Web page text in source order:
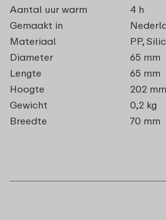
Aantal uur warm
4 h
Gemaakt in
Materiaal
PP,
Diameter
65 mm
Lengte
65 mm
Hoogte
202 mm
Gewicht
0,2 kg
Breedte
70 mm